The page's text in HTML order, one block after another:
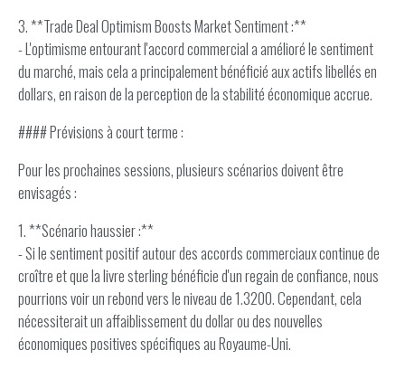
3. **Trade Deal Optimism Boosts Market Sentiment :**
- L'optimisme entourant l'accord commercial a amélioré le sentiment
du marché, mais cela a principalement bénéficié aux actifs libellés en
dollars, en raison de la perception de la stabilité économique accrue.
#### Prévisions à court terme :
Pour les prochaines sessions, plusieurs scénarios doivent être
envisagés :
1. **Scénario haussier :**
- Si le sentiment positif autour des accords commerciaux continue de
croître et que la livre sterling bénéficie d'un regain de confiance, nous
pourrions voir un rebond vers le niveau de 1.3200. Cependant, cela
nécessiterait un affaiblissement du dollar ou des nouvelles
économiques positives spécifiques au Royaume-Uni.